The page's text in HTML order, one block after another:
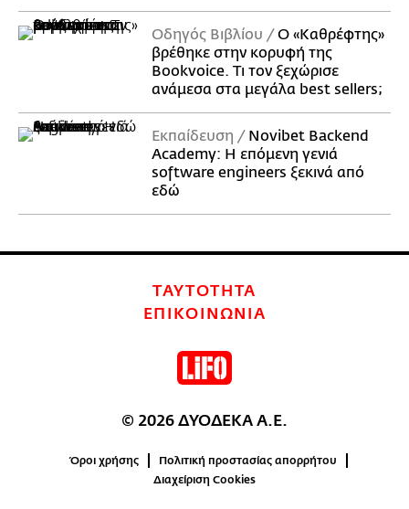
Οδηγός Βιβλίου
Ο «Καθρέφτης»
βρέθηκε στην κορυφή της
Bookvoice. Τι τον ξεχώρισε
ανάμεσα στα μεγάλα best sellers;
Εκπαίδευση
Novibet Backend
Academy: Η επόμενη γενιά
software engineers ξεκινά από
εδώ
ΤΑΥΤΟΤΗΤΑ
ΕΠΙΚΟΙΝΩΝΙΑ
© 2026 ΔΥΟΔΕΚΑ Α.Ε.
Όροι χρήσης
Πολιτική προστασίας απορρήτου
Διαχείριση Cookies